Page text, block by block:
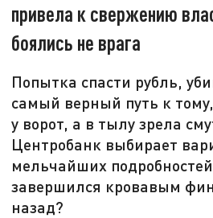
привела к свержению
боялись не врага
Попытка спасти рубль,
самый верный путь к
у ворот, а в тылу зрела
Центробанк выбирает
мельчайших
завершился кровавым
назад?